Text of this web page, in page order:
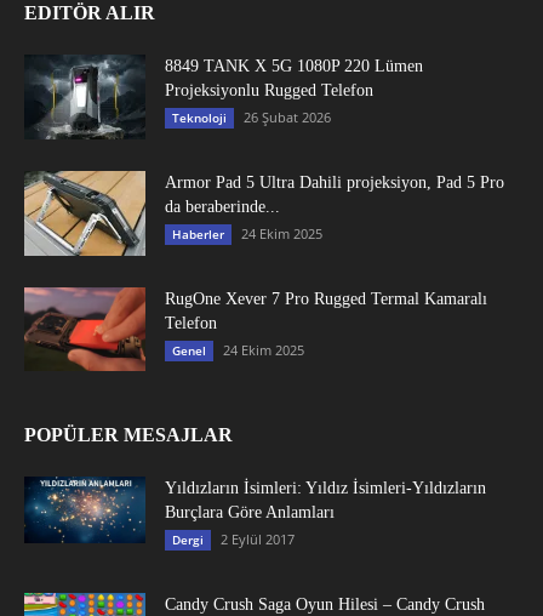
EDITÖR ALIR
8849 TANK X 5G 1080P 220 Lümen
Projeksiyonlu Rugged Telefon
Teknoloji 26 Şubat 2026
Armor Pad 5 Ultra Dahili projeksiyon, Pad 5 Pro
da beraberinde...
Haberler 24 Ekim 2025
RugOne Xever 7 Pro Rugged Termal Kamaralı
Telefon
Genel 24 Ekim 2025
POPÜLER MESAJLAR
Yıldızların İsimleri: Yıldız İsimleri-Yıldızların
Burçlara Göre Anlamları
Dergi 2 Eylül 2017
Candy Crush Saga Oyun Hilesi – Candy Crush